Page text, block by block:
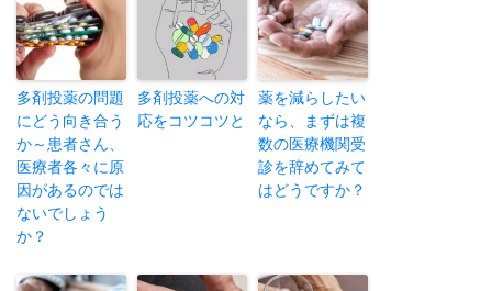
多剤投薬の問題
にどう向き合う
か～患者さん、
医療者各々に原
因があるのでは
ないでしょう
か？
多剤投薬への対
応をコツコツと
薬を減らしたい
なら、まずは複
数の医療機関受
診を辞めてみて
はどうですか？